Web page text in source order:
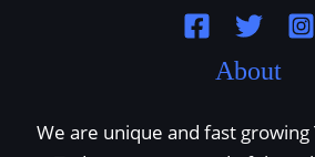
About
We are unique and fast